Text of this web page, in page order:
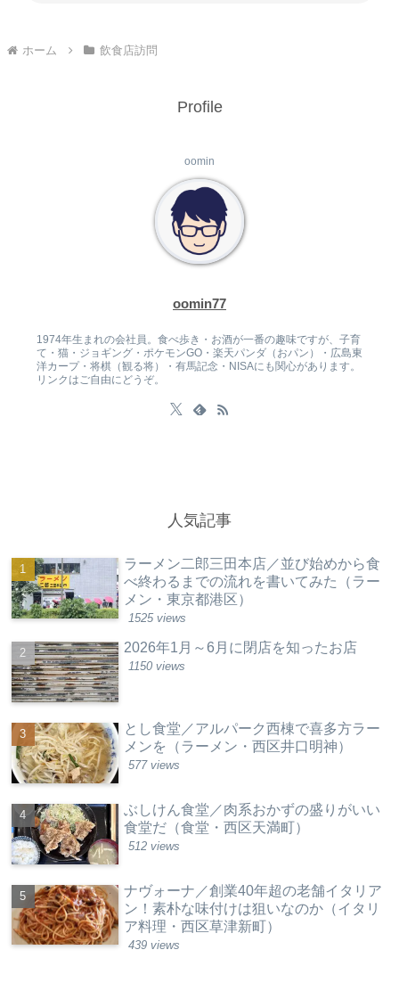
ホーム 飲食店訪問
Profile
oomin
oomin77
1974年生まれの会社員。食べ歩き・お酒が一番の趣味ですが、子育
て・猫・ジョギング・ポケモンGO・楽天パンダ（おパン）・広島東
洋カープ・将棋（観る将）・有馬記念・NISAにも関心があります。
リンクはご自由にどうぞ。
人気記事
ラーメン二郎三田本店／並び始めから食
べ終わるまでの流れを書いてみた（ラー
メン・東京都港区）
1525 views
2026年1月～6月に閉店を知ったお店
1150 views
とし食堂／アルパーク西棟で喜多方ラー
メンを（ラーメン・西区井口明神）
577 views
ぶしけん食堂／肉系おかずの盛りがいい
食堂だ（食堂・西区天満町）
512 views
ナヴォーナ／創業40年超の老舗イタリア
ン！素朴な味付けは狙いなのか（イタリ
ア料理・西区草津新町）
439 views